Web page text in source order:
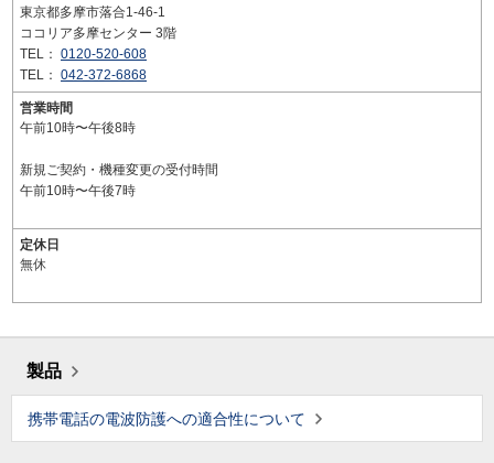
東京都多摩市落合1-46-1
ココリア多摩センター 3階
TEL： 0120-520-608
TEL： 042-372-6868
営業時間
午前10時〜午後8時
新規ご契約・機種変更の受付時間
午前10時〜午後7時
定休日
無休
製品
携帯電話の電波防護への適合性について